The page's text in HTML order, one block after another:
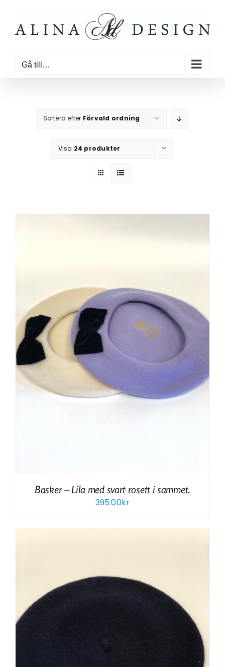
innehållet
Gå till…
Sortera efter Förvald ordning
Visa 24 produkter
Basker – Lila med svart rosett i sammet.
395.00kr